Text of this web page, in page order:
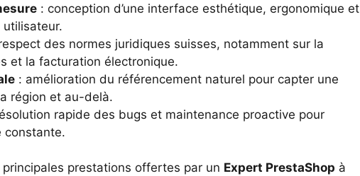
: conception d’une interface esthétique, ergonomique et
utilisateur.
des normes juridiques suisses, notamment sur la
et la facturation électronique.
: amélioration du référencement naturel pour capter une
région et au-delà.
rapide des bugs et maintenance proactive pour
constante.
prestations offertes par un Expert PrestaShop à